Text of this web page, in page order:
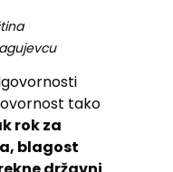
tako
rok za
blagost